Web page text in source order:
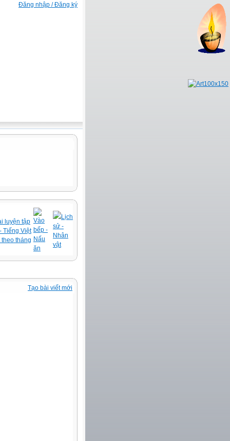
Đăng nhập / Đăng ký
luyện tập
Tiếng Việt
tháng
Vào
bếp -
Nấu
ăn
Lịch
sử -
Nhân
vật
Tạo bài viết mới